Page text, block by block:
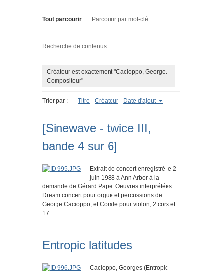
Tout parcourir Parcourir par mot-clé
Recherche de contenus
Créateur est exactement "Cacioppo, George.
Compositeur"
Trier par : Titre Créateur Date d'ajout
[Sinewave - twice III,
bande 4 sur 6]
Extrait de concert enregistré le 2
juin 1988 à Ann Arbor à la
demande de Gérard Pape. Oeuvres interprétées :
Dream concert pour orgue et percussions de
George Cacioppo, et Corale pour violon, 2 cors et
17…
Entropic latitudes
Cacioppo, Georges (Entropic